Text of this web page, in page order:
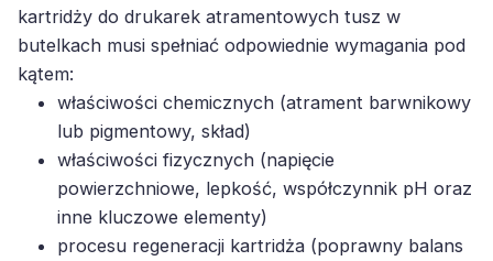
kartridży do drukarek atramentowych tusz w
butelkach musi spełniać odpowiednie wymagania pod
kątem:
właściwości chemicznych (atrament barwnikowy
lub pigmentowy, skład)
właściwości fizycznych (napięcie
powierzchniowe, lepkość, współczynnik pH oraz
inne kluczowe elementy)
procesu regeneracji kartridża (poprawny balans